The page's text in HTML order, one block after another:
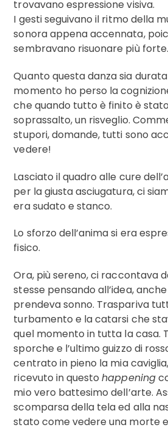
trovavano espressione visiva.
I gesti seguivano il ritmo della
sonora appena accennata,
sembravano risuonare più forte.
Quanto questa danza sia
momento ho perso la
che quando tutto è finito è
soprassalto, un risveglio.
stupori, domande, tutti sono
vedere!
Lasciato il quadro alle cure
per la giusta asciugatura, ci
era sudato e stanco.
Lo sforzo dell’anima si era
fisico.
Ora, più sereno, ci raccontava
stesse pensando all’idea,
prendeva sonno. Traspariva
turbamento e la catarsi che
quel momento in tutta la casa.
sporche e l’ultimo guizzo di
centrato in pieno la mia
ricevuto in questohappening
mio vero battesimo dell’arte.
scomparsa della tela ed alla
stato come vedere una morte